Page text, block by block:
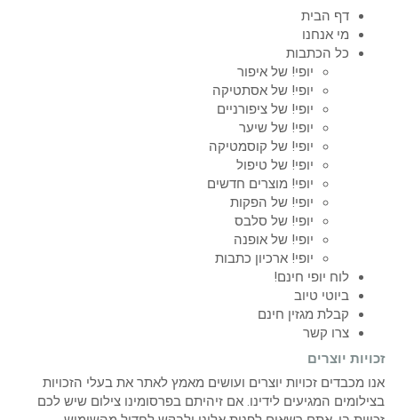
דף הבית
מי אנחנו
כל הכתבות
יופי! של איפור
יופי! של אסתטיקה
יופי! של ציפורניים
יופי! של שיער
יופי! של קוסמטיקה
יופי! של טיפול
יופי! מוצרים חדשים
יופי! של הפקות
יופי! של סלבס
יופי! של אופנה
יופי! ארכיון כתבות
לוח יופי חינם!
ביוטי טיוב
קבלת מגזין חינם
צרו קשר
זכויות יוצרים
אנו מכבדים זכויות יוצרים ועושים מאמץ לאתר את בעלי הזכויות
בצילומים המגיעים לידינו. אם זיהיתם בפרסומינו צילום שיש לכם